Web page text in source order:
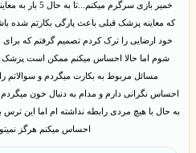
خمیر بازی
که معاینه پزشک قبلی باعث پارگی بکارتم شده
خود ارضایی را ترک کردم تصمیم گرفتم که
شوم اما حالا احساس میکنم ممکن است پزشک
مسائل مربوط به بکارت میگردم و
احساس نگرانی دارم و مدام به دنبال خون
به حال با هیچ مردی رابطه نداشته ام اما این ترس
احساس میکنم هرگز